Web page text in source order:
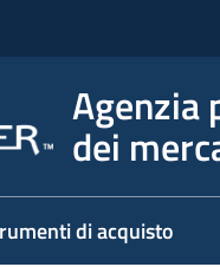
Agenzia
dei
di acquisto